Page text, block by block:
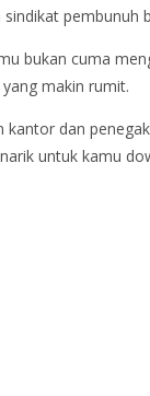
pembunuh
bukan cuma
makin rumit.
dan
untuk kamu